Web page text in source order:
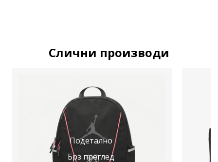
Слични производи
Подетално
Брз преглед